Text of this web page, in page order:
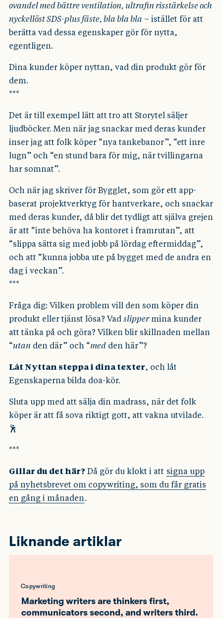
ovandel med bättre ventilation, ultrafin risstärkelse och
nyckellöst SDS-plus fäste, bla bla bla – istället för att
berätta vad dessa egenskaper gör för nytta,
egentligen.
Dina kunder köper nyttan, vad din produkt gör för
dem.
***
Det är till exempel lätt att tro att Storytel säljer
ljudböcker. Men när jag snackar med deras kunder
inser jag att folk köper “nya tankebanor”, “ett inre
lugn” och “en stund bara för mig, när tvillingarna
har somnat”.
Och när jag skriver för Bygglet, som gör ett app-
baserat projektverktyg för hantverkare, och snackar
med deras kunder, då blir det tydligt att själva grejen
är att “inte behöva ha kontoret i framrutan”, att
“slippa sätta sig med jobb på lördag eftermiddag”,
och att “kunna jobba ute på bygget med de andra en
dag i veckan”.
***
Fråga dig: Vilken problem vill den som köper din
produkt eller tjänst lösa? Vad slippermina kunder
att tänka på och göra? Vilken blir skillnaden mellan
“utan den där” och “med den här”?
Låt Nyttan steppa i dina texter, och låt
Egenskaperna bilda doa-kör.
Sluta upp med att sälja din madrass, när det folk
köper är att få sova riktigt gott, att vakna utvilade.
🕺
***
Gillar du det här? Då gör du klokt i att signa upp
på nyhetsbrevet om copywriting, som du får gratis
en gång i månaden .
Liknande artiklar
Copywriting
Marketing writers are thinkers first,
communicators second, and writers third.